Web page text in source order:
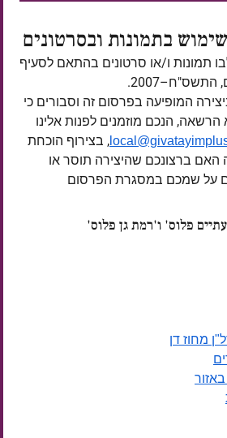
בתמונות ובסרטונים
תמונות ו/או סרטונים בהתאם לסעיף
המופיעה בפרסום זה וסבורים כי
הנכם מוזמנים לפנות אלינו
, בצירוף הוכחת
האם ברצונכם שהיצירה תוסר או
על שמכם במסגרת הפרסום
פלוס' ו'רמת גן פלוס'
מחוז דן